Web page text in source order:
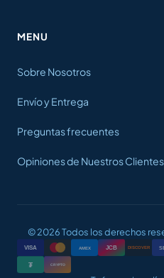
MENU
Sobre Nosotros
Envío y Entrega
Preguntas frecuentes
Opiniones de Nuestros Clientes
© 2026 Todos los derechos
VISA AMEX JCB DISCOVER
₮ CRYPTO